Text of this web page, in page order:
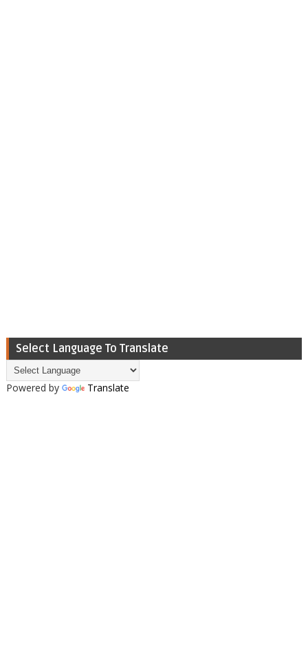
Select Language To Translate
Powered by Translate